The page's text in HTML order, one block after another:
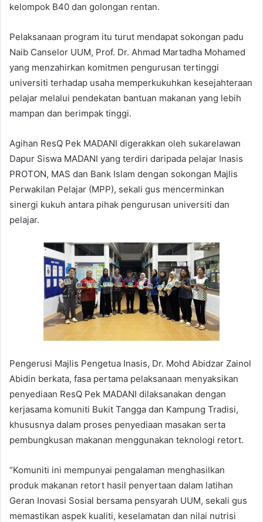
kelompok B40 dan golongan rentan.
Pelaksanaan program itu turut mendapat sokongan padu
Naib Canselor UUM, Prof. Dr. Ahmad Martadha Mohamed
yang menzahirkan komitmen pengurusan tertinggi
universiti terhadap usaha memperkukuhkan kesejahteraan
pelajar melalui pendekatan bantuan makanan yang lebih
mampan dan berimpak tinggi.
Agihan ResQ Pek MADANI digerakkan oleh sukarelawan
Dapur Siswa MADANI yang terdiri daripada pelajar Inasis
PROTON, MAS dan Bank Islam dengan sokongan Majlis
Perwakilan Pelajar (MPP), sekali gus mencerminkan
sinergi kukuh antara pihak pengurusan universiti dan
pelajar.
Pengerusi Majlis Pengetua Inasis, Dr. Mohd Abidzar Zainol
Abidin berkata, fasa pertama pelaksanaan menyaksikan
penyediaan ResQ Pek MADANI dilaksanakan dengan
kerjasama komuniti Bukit Tangga dan Kampung Tradisi,
khususnya dalam proses penyediaan masakan serta
pembungkusan makanan menggunakan teknologi retort.
“Komuniti ini mempunyai pengalaman menghasilkan
produk makanan retort hasil penyertaan dalam latihan
Geran Inovasi Sosial bersama pensyarah UUM, sekali gus
memastikan aspek kualiti, keselamatan dan nilai nutrisi